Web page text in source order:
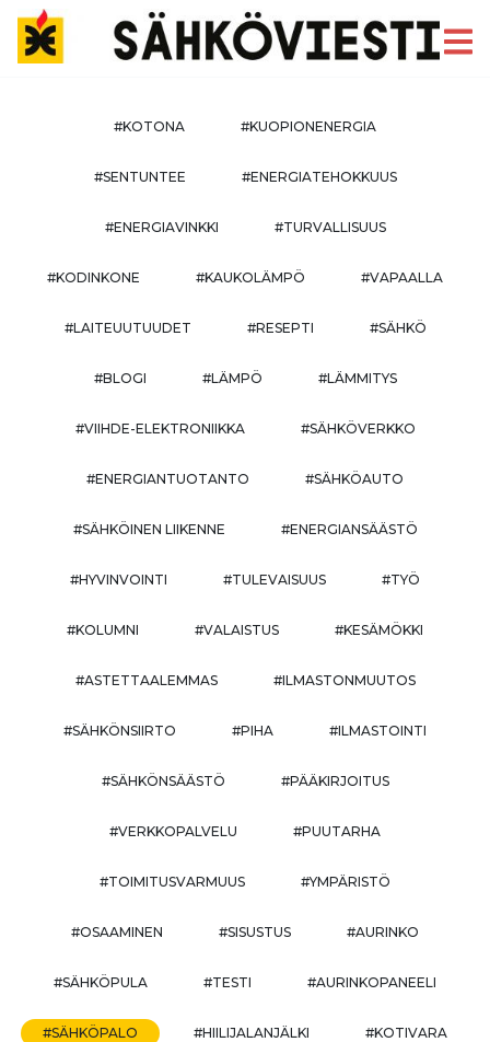
#KOTONA #KUOPIONENERGIA
#SENTUNTEE #ENERGIATEHOKKUUS
#ENERGIAVINKKI #TURVALLISUUS
#KODINKONE #KAUKOLÄMPÖ #VAPAALLA
#LAITEUUTUUDET #RESEPTI #SÄHKÖ
#BLOGI #LÄMPÖ #LÄMMITYS
#VIIHDE-ELEKTRONIIKKA #SÄHKÖVERKKO
#ENERGIANTUOTANTO #SÄHKÖAUTO
#SÄHKÖINEN LIIKENNE #ENERGIANSÄÄSTÖ
#HYVINVOINTI #TULEVAISUUS #TYÖ
#KOLUMNI #VALAISTUS #KESÄMÖKKI
#ASTETTAALEMMAS #ILMASTONMUUTOS
#SÄHKÖNSIIRTO #PIHA #ILMASTOINTI
#SÄHKÖNSÄÄSTÖ #PÄÄKIRJOITUS
#VERKKOPALVELU #PUUTARHA
#TOIMITUSVARMUUS #YMPÄRISTÖ
#OSAAMINEN #SISUSTUS #AURINKO
#SÄHKÖPULA #TESTI #AURINKOPANEELI
#SÄHKÖPALO #HIILIJALANJÄLKI #KOTIVARA